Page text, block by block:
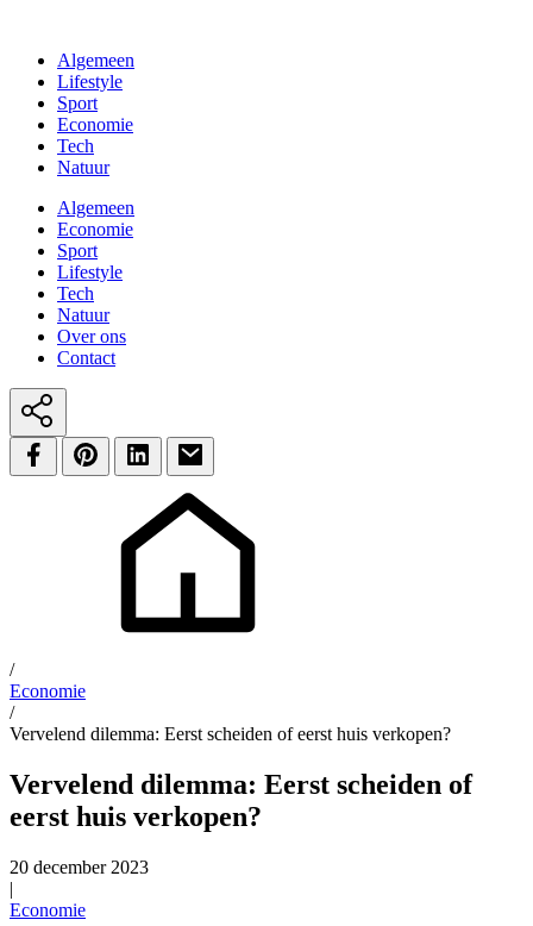
Algemeen
Lifestyle
Sport
Economie
Tech
Natuur
Algemeen
Economie
Sport
Lifestyle
Tech
Natuur
Over ons
Contact
/
Economie
/
Vervelend dilemma: Eerst scheiden of eerst huis verkopen?
Vervelend dilemma: Eerst scheiden of
eerst huis verkopen?
20 december 2023
|
Economie